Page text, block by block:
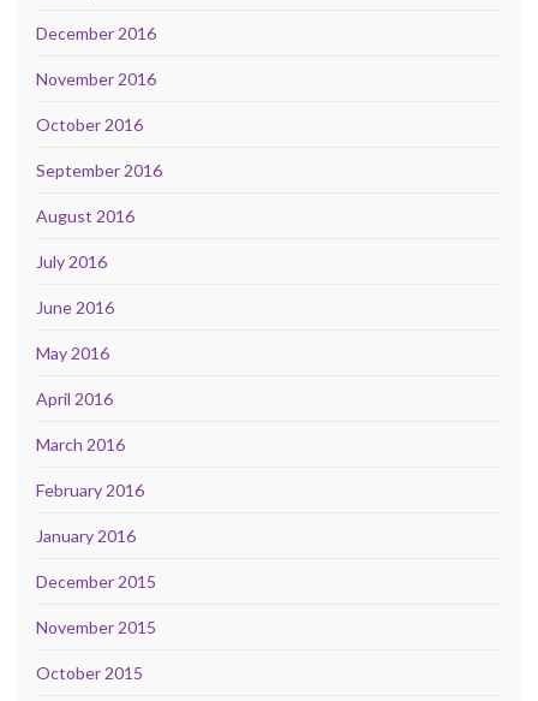
December 2016
November 2016
October 2016
September 2016
August 2016
July 2016
June 2016
May 2016
April 2016
March 2016
February 2016
January 2016
December 2015
November 2015
October 2015